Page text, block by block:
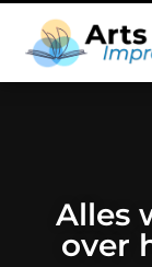
Alles
over